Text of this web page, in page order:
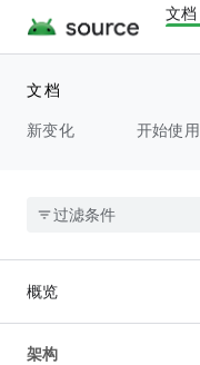
文档
文档
新变化
开始使用
概览
架构